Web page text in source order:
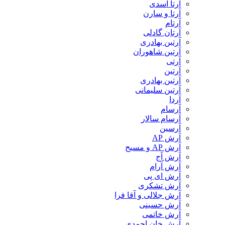
آرتا اسدی
آرتا و سارن
آرتام
آرتان گادلی
آرتبن بهادری
آرتين شاهوران
آرتی
آرتین
آرتین بهادری
آرتین سلیمانی
آردا
آرسام
آرسام سالار
آرسین
آرش AP
آرش AP و مسیح
آرش آج
آرش آرام
آرش ای پی
آرش تشکری
آرش جلالی و آقا فرا
آرش حسینی
آرش خاتمی